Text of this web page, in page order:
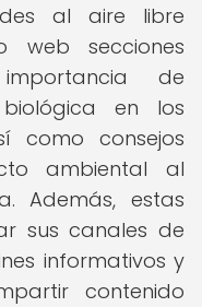
al aire libre
web secciones
de
en los
como consejos
ambiental al
Además, estas
sus canales de
informativos y
contenido